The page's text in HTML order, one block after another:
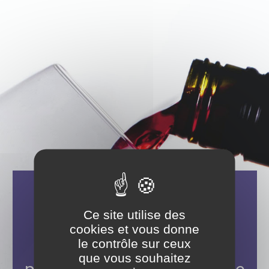
Ia Ora Na !
Veuillez vérifier votre âge
Ce site utilise des
cookies et vous donne
le contrôle sur ceux
que vous souhaitez